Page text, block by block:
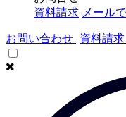
資料請求 メール
お問い合わせ 資料請求